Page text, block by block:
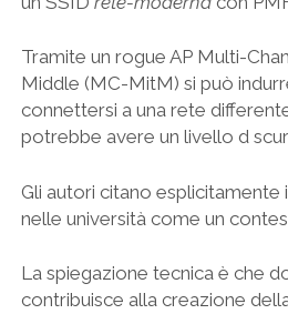
Tramite un rogue AP Multi-
Middle (MC-MitM) si può
connettersi a una rete
potrebbe avere un livello d
Gli autori citano
nelle università come un
La spiegazione tecnica è che
contribuisce alla creazione